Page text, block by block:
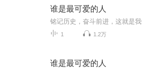
谁是最可爱的人
铭记历史，奋斗前进，这就是
1 1.2万
谁是最可爱的人